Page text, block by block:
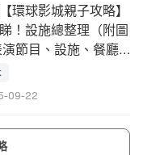
環球影城親子攻略】
！設施總整理（附圖
節目、設施、餐廳
09-22